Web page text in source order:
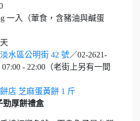
一入（葷食，含豬油與鹹蛋
水區公明街 42 號／02-2621-
- 22:00（老街上另有一間
店 芝麻蛋黃餅 1 斤
勁厚餅禮盒